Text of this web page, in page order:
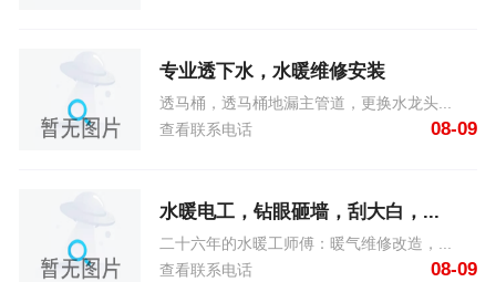
专业透下水，水暖维修安装
透马桶，透马桶地漏主管道，更换水龙头...
查看联系电话
08-09
水暖电工，钻眼砸墙，刮大白，...
二十六年的水暖工师傅：暖气维修改造，...
查看联系电话
08-09